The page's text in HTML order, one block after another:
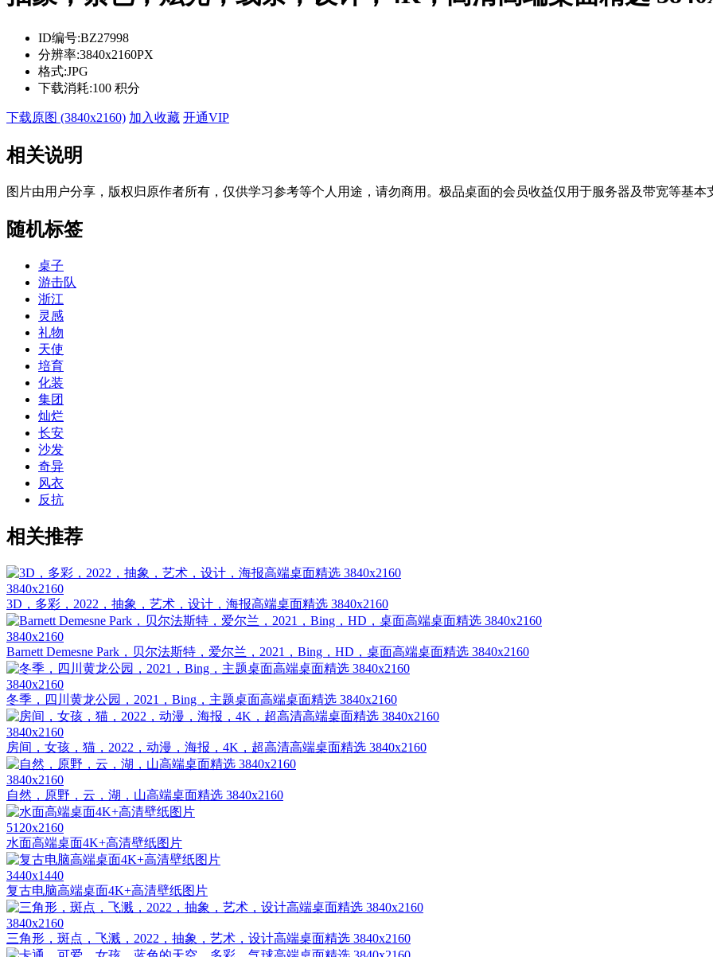
ID编号:BZ27998
分辨率:3840x2160PX
格式:JPG
下载消耗:100 积分
下载原图 (3840x2160) 加入收藏 开通VIP
相关说明
图片由用户分享，版权归原作者所有，仅供学习参考等个人用途，请勿商用。极品桌面的会员收益仅用于服务器及带宽等基
随机标签
桌子
游击队
浙江
灵感
礼物
天使
培育
化装
集团
灿烂
长安
沙发
奇异
风衣
反抗
相关推荐
3840x2160
3D，多彩，2022，抽象，艺术，设计，海报高端桌面精选 3840x2160
3840x2160
Barnett Demesne Park，贝尔法斯特，爱尔兰，2021，Bing，HD，桌面高端桌面精选 3840x2160
3840x2160
冬季，四川黄龙公园，2021，Bing，主题桌面高端桌面精选 3840x2160
3840x2160
房间，女孩，猫，2022，动漫，海报，4K，超高清高端桌面精选 3840x2160
3840x2160
自然，原野，云，湖，山高端桌面精选 3840x2160
5120x2160
水面高端桌面4K+高清壁纸图片
3440x1440
复古电脑高端桌面4K+高清壁纸图片
3840x2160
三角形，斑点，飞溅，2022，抽象，艺术，设计高端桌面精选 3840x2160